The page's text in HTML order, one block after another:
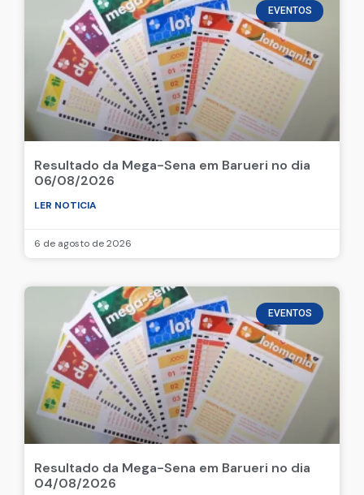
EVENTOS
Resultado da Mega-Sena em Barueri no dia
06/08/2026
LER NOTICIA
6 de agosto de 2026
EVENTOS
Resultado da Mega-Sena em Barueri no dia
04/08/2026